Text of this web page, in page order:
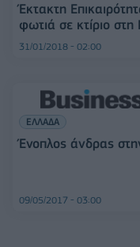
Έκτακτη
φωτιά σε κτίριο στη
31/01/2018 - 02:00
ΕΛΛΑΔΑ
Ένοπλος άνδρας
09/05/2017 - 03:00